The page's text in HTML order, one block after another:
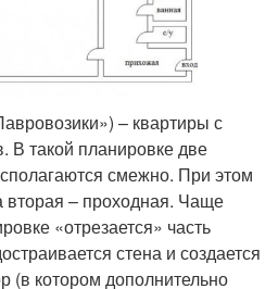
– квартиры с
В такой планировке две
смежно. При этом
вторая – проходная. Чаще
«отрезается» часть
стена и создается
(в котором дополнительно